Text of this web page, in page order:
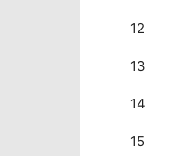
12
13
14
15